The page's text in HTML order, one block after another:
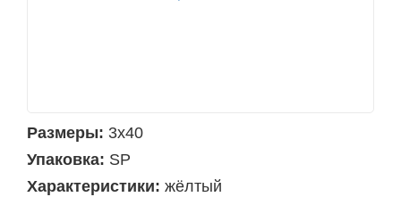
Размеры: 3х40
Упаковка: SP
Характеристики: жёлтый